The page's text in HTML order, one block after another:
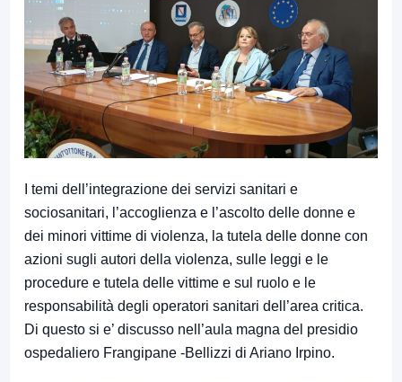
I temi dell’integrazione dei servizi sanitari e
sociosanitari, l’accoglienza e l’ascolto delle donne e
dei minori vittime di violenza, la tutela delle donne con
azioni sugli autori della violenza, sulle leggi e le
procedure e tutela delle vittime e sul ruolo e le
responsabilità degli operatori sanitari dell’area critica.
Di questo si e’ discusso nell’aula magna del presidio
ospedaliero Frangipane -Bellizzi di Ariano Irpino.